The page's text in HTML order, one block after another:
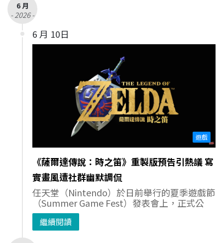
6 月
- 2026 -
6 月 10日
遊戲
《薩爾達傳說：時之笛》重製版預告引熱議 寫
實畫風遭社群幽默調侃
任天堂（Nintendo）於日前舉行的夏季遊戲節
（Summer Game Fest）發表會上，正式公
繼續閱讀